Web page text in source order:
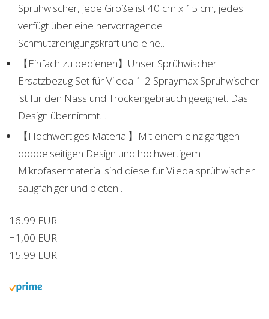
Sprühwischer, jede Größe ist 40 cm x 15 cm, jedes
verfügt über eine hervorragende
Schmutzreinigungskraft und eine…
【Einfach zu bedienen】Unser Sprühwischer
Ersatzbezug Set für Vileda 1-2 Spraymax Sprühwischer
ist für den Nass und Trockengebrauch geeignet. Das
Design übernimmt…
【Hochwertiges Material】Mit einem einzigartigen
doppelseitigen Design und hochwertigem
Mikrofasermaterial sind diese für Vileda sprühwischer
saugfähiger und bieten…
16,99 EUR
−1,00 EUR
15,99 EUR